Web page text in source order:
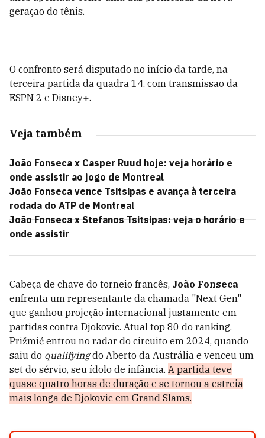
geração do tênis.
O confronto será disputado no início da tarde, na
terceira partida da quadra 14, com transmissão da
ESPN 2 e Disney+.
Veja também
João Fonseca x Casper Ruud hoje: veja horário e
onde assistir ao jogo de Montreal
João Fonseca vence Tsitsipas e avança à terceira
rodada do ATP de Montreal
João Fonseca x Stefanos Tsitsipas: veja o horário e
onde assistir
Cabeça de chave do torneio francês, João Fonseca
enfrenta um representante da chamada "Next Gen"
que ganhou projeção internacional justamente em
partidas contra Djokovic. Atual top 80 do ranking,
Prižmić entrou no radar do circuito em 2024, quando
saiu do qualifyingdo Aberto da Austrália e venceu um
set do sérvio, seu ídolo de infância. A partida teve
quase quatro horas de duração e se tornou a estreia
mais longa de Djokovic em Grand Slams.